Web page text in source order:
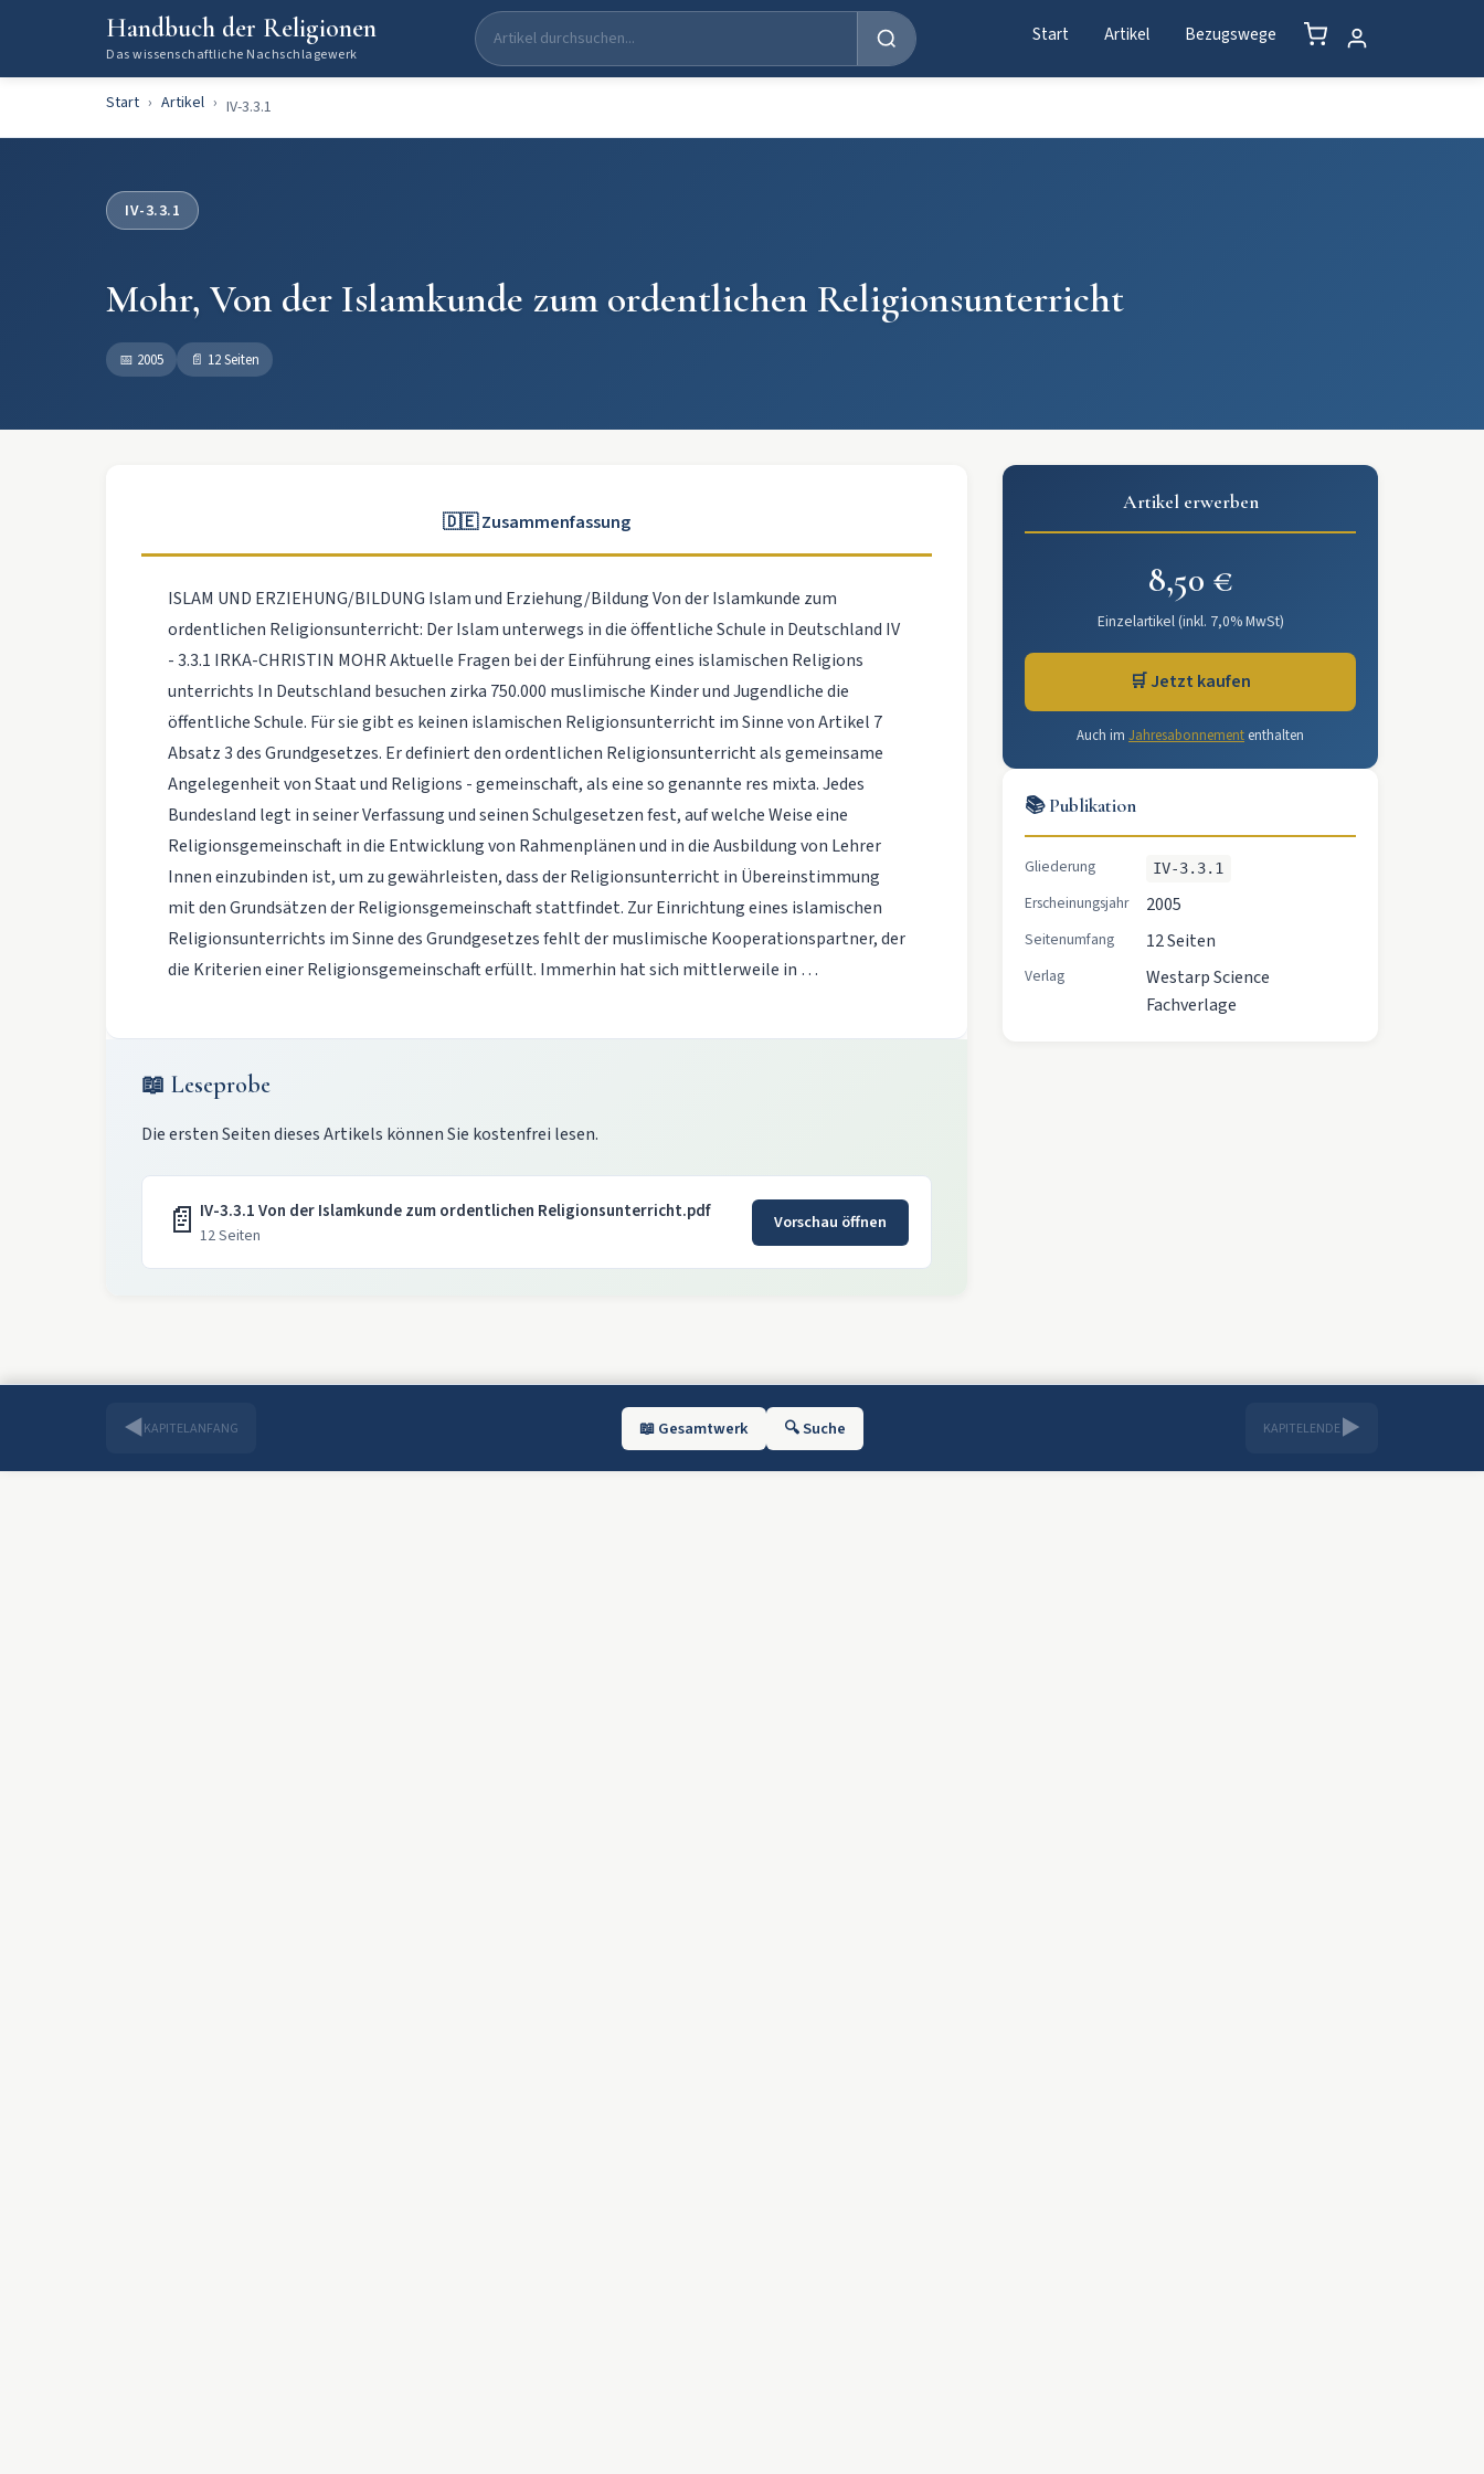
Handbuch der Religionen
Das wissenschaftliche Nachschlagewerk
Start Artikel Bezugswege
Start Artikel IV-3.3.1
IV-3.3.1
Mohr, Von der Islamkunde zum ordentlichen Religionsunterricht
📅 2005 📄 12 Seiten
🇩🇪 Zusammenfassung
ISLAM UND ERZIEHUNG/BILDUNG Islam und Erziehung/Bildung Von der Islamkunde zum
ordentlichen Religionsunterricht: Der Islam unterwegs in die öffentliche Schule in Deutschland IV
- 3.3.1 IRKA-CHRISTIN MOHR Aktuelle Fragen bei der Einführung eines islamischen Religions
unterrichts In Deutschland besuchen zirka 750.000 muslimische Kinder und Jugendliche die
öffentliche Schule. Für sie gibt es keinen islamischen Religionsunterricht im Sinne von Artikel 7
Absatz 3 des Grundgesetzes. Er definiert den ordentlichen Religionsunterricht als gemeinsame
Angelegenheit von Staat und Religions - gemeinschaft, als eine so genannte res mixta. Jedes
Bundesland legt in seiner Verfassung und seinen Schulgesetzen fest, auf welche Weise eine
Religionsgemeinschaft in die Entwicklung von Rahmenplänen und in die Ausbildung von Lehrer
Innen einzubinden ist, um zu gewährleisten, dass der Religionsunterricht in Übereinstimmung
mit den Grundsätzen der Religionsgemeinschaft stattfindet. Zur Einrichtung eines islamischen
Religionsunterrichts im Sinne des Grundgesetzes fehlt der muslimische Kooperationspartner, der
die Kriterien einer Religionsgemeinschaft erfüllt. Immerhin hat sich mittlerweile in …
📖 Leseprobe
Die ersten Seiten dieses Artikels können Sie kostenfrei lesen.
📄 IV-3.3.1 Von der Islamkunde zum ordentlichen Religionsunterricht.pdf
12 Seiten
Vorschau öffnen
Artikel erwerben
8,50 €
Einzelartikel (inkl. 7,0% MwSt)
🛒 Jetzt kaufen
Auch im Jahresabonnement enthalten
📚 Publikation
Gliederung IV-3.3.1
Erscheinungsjahr 2005
Seitenumfang 12 Seiten
Verlag
Westarp Science
Fachverlage
◀KAPITELANFANG 📖 Gesamtwerk 🔍 Suche KAPITELENDE▶